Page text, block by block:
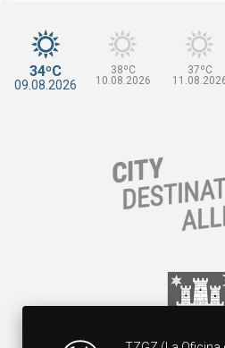
34ºC
09.08.2026
38ºC
10.08.2026
37ºC